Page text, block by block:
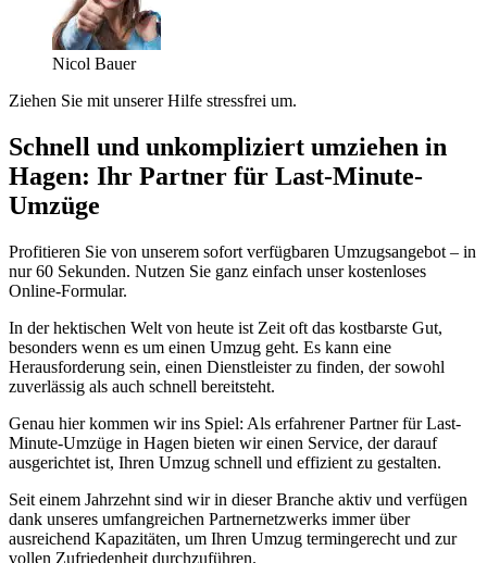
Nicol Bauer
Ziehen Sie mit unserer Hilfe stressfrei um.
Schnell und unkompliziert umziehen in
Hagen: Ihr Partner für Last-Minute-
Umzüge
Profitieren Sie von unserem sofort verfügbaren Umzugsangebot – in
nur 60 Sekunden. Nutzen Sie ganz einfach unser kostenloses
Online-Formular.
In der hektischen Welt von heute ist Zeit oft das kostbarste Gut,
besonders wenn es um einen Umzug geht. Es kann eine
Herausforderung sein, einen Dienstleister zu finden, der sowohl
zuverlässig als auch schnell bereitsteht.
Genau hier kommen wir ins Spiel: Als erfahrener Partner für Last-
Minute-Umzüge in Hagen bieten wir einen Service, der darauf
ausgerichtet ist, Ihren Umzug schnell und effizient zu gestalten.
Seit einem Jahrzehnt sind wir in dieser Branche aktiv und verfügen
dank unseres umfangreichen Partnernetzwerks immer über
ausreichend Kapazitäten, um Ihren Umzug termingerecht und zur
vollen Zufriedenheit durchzuführen.